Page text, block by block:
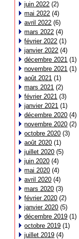
juin 2022 (2)
mai 2022 (4)
avril 2022 (6)
mars 2022 (4)
février 2022 (1)
janvier 2022 (4)
décembre 2021 (1)
novembre 2021 (1)
août 2021 (1)
mars 2021 (2)
février 2021 (3)
janvier 2021 (1)
décembre 2020 (4)
novembre 2020 (2)
octobre 2020 (3)
août 2020 (1)
juillet 2020 (5)
juin 2020 (4)
mai 2020 (4)
avril 2020 (4)
mars 2020 (3)
février 2020 (2)
janvier 2020 (5)
décembre 2019 (1)
octobre 2019 (1)
juillet 2019 (4)